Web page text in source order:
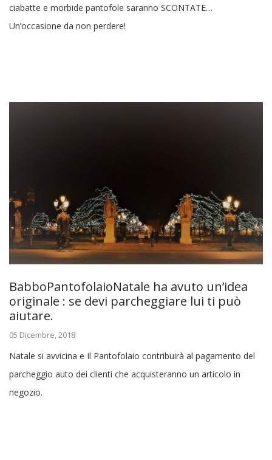
ciabatte e morbide pantofole saranno SCONTATE…
Un’occasione da non perdere!
BabboPantofolaioNatale ha avuto un’idea
originale : se devi parcheggiare lui ti può
aiutare.
05 Dicembre, 2018
Natale si avvicina e Il Pantofolaio contribuirà al pagamento del
parcheggio auto dei clienti che acquisteranno un articolo in
negozio.